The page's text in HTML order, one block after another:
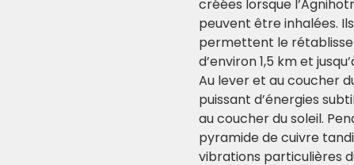
créées lorsque
peuvent être inhalées.
permettent le
d’environ 1,5 km et
Au lever et au coucher
puissant d’énergies
au coucher du soleil.
pyramide de cuivre
vibrations particulières